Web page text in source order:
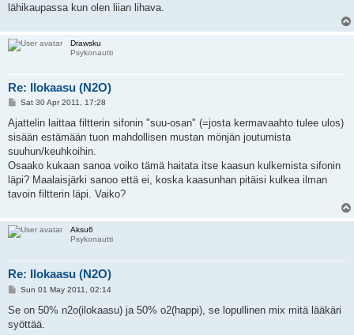
lähikaupassa kun olen liian lihava.
Drawsku
Psykonautti
Re: Ilokaasu (N2O)
P
s
Sat 30 Apr 2011, 17:28
Ajattelin laittaa filtterin sifonin "suu-osan" (=josta kermavaahto tulee ulos)
sisään estämään tuon mahdollisen mustan mönjän joutumista
suuhun/keuhkoihin.
Osaako kukaan sanoa voiko tämä haitata itse kaasun kulkemista sifonin
läpi? Maalaisjärki sanoo että ei, koska kaasunhan pitäisi kulkea ilman
tavoin filtterin läpi. Vaiko?
Aksu6
Psykonautti
Re: Ilokaasu (N2O)
P
s
Sun 01 May 2011, 02:14
Se on 50% n2o(ilokaasu) ja 50% o2(happi), se lopullinen mix mitä lääkäri
syöttää.